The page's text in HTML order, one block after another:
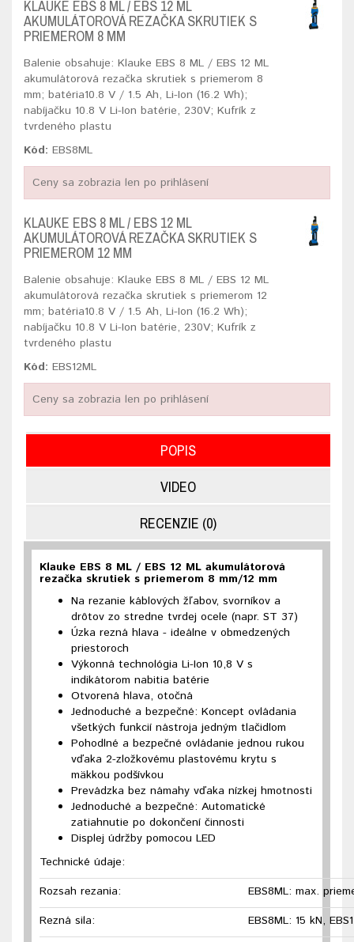
KLAUKE EBS 8 ML / EBS 12 ML
AKUMULÁTOROVÁ REZAČKA SKRUTIEK S
PRIEMEROM 8 MM
Balenie obsahuje: Klauke EBS 8 ML / EBS 12 ML
akumulátorová rezačka skrutiek s priemerom 8
mm; batéria10.8 V / 1.5 Ah, Li-Ion (16.2 Wh);
nabíjačku 10.8 V Li-Ion batérie, 230V; Kufrík z
tvrdeného plastu
Kód: EBS8ML
Ceny sa zobrazia len po prihlásení
KLAUKE EBS 8 ML / EBS 12 ML
AKUMULÁTOROVÁ REZAČKA SKRUTIEK S
PRIEMEROM 12 MM
Balenie obsahuje: Klauke EBS 8 ML / EBS 12 ML
akumulátorová rezačka skrutiek s priemerom 12
mm; batéria10.8 V / 1.5 Ah, Li-Ion (16.2 Wh);
nabíjačku 10.8 V Li-Ion batérie, 230V; Kufrík z
tvrdeného plastu
Kód: EBS12ML
Ceny sa zobrazia len po prihlásení
POPIS
VIDEO
RECENZIE (0)
Klauke EBS 8 ML / EBS 12 ML akumulátorová
rezačka skrutiek s priemerom 8 mm/12 mm
Na rezanie káblových žľabov, svorníkov a
drôtov zo stredne tvrdej ocele (napr. ST 37)
Úzka rezná hlava - ideálne v obmedzených
priestoroch
Výkonná technológia Li-Ion 10,8 V s
indikátorom nabitia batérie
Otvorená hlava, otočná
Jednoduché a bezpečné: Koncept ovládania
všetkých funkcií nástroja jedným tlačidlom
Pohodlné a bezpečné ovládanie jednou rukou
vďaka 2-zložkovému plastovému krytu s
mäkkou podšívkou
Prevádzka bez námahy vďaka nízkej hmotnosti
Jednoduché a bezpečné: Automatické
zatiahnutie po dokončení činnosti
Displej údržby pomocou LED
Technické údaje:
Rozsah rezania:
EBS8ML: max.
Rezná sila:
EBS8ML: 15 kN,